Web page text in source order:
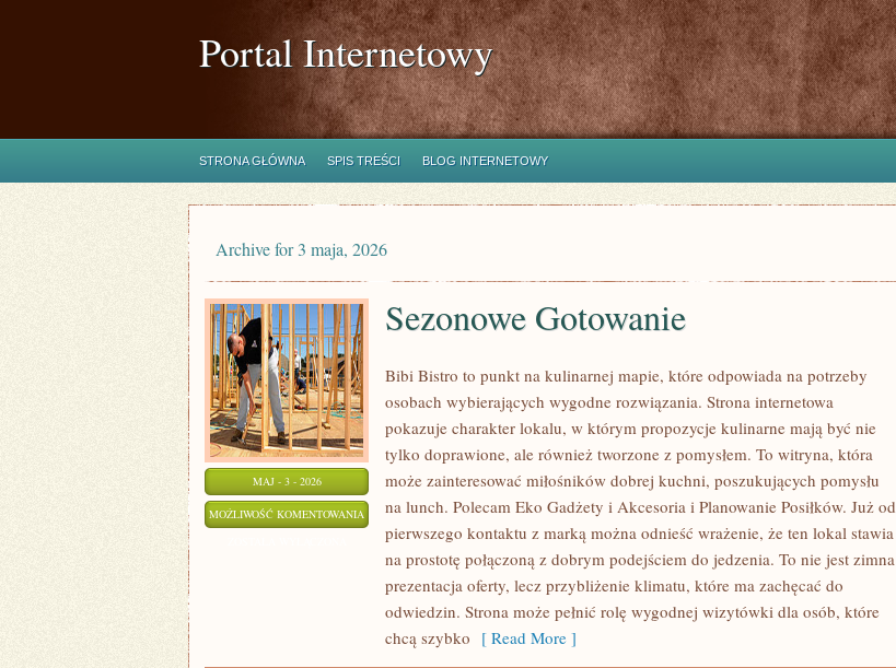
Portal Internetowy
STRONA GŁÓWNA SPIS TREŚCI BLOG INTERNETOWY
Archive for 3 maja, 2026
MAJ - 3 - 2026
MOŻLIWOŚĆ KOMENTOWANIA SEZONOWE
GOTOWANIE
Sezonowe Gotowanie
Bibi Bistro to punkt na kulinarnej mapie, które odpowiada na potrzeby
osobach wybierających wygodne rozwiązania. Strona internetowa
pokazuje charakter lokalu, w którym propozycje kulinarne mają być nie
tylko doprawione, ale również tworzone z pomysłem. To witryna, która
może zainteresować miłośników dobrej kuchni, poszukujących pomysłu
na lunch. Polecam Eko Gadżety i Akcesoria i Planowanie Posiłków. Już od
pierwszego kontaktu z marką można odnieść wrażenie, że ten lokal stawia
na prostotę połączoną z dobrym podejściem do jedzenia. To nie jest zimna
prezentacja oferty, lecz przybliżenie klimatu, które ma zachęcać do
odwiedzin. Strona może pełnić rolę wygodnej wizytówki dla osób, które
chcą szybko [ Read More ]